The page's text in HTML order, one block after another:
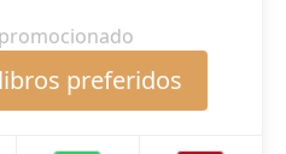
preferidos